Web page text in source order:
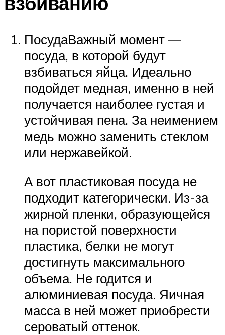
ПосудаВажный момент —
посуда, в которой будут
взбиваться яйца. Идеально
подойдет медная, именно в ней
получается наиболее густая и
устойчивая пена. За неимением
медь можно заменить стеклом
или нержавейкой.
А вот пластиковая посуда не
подходит категорически. Из-за
жирной пленки, образующейся
на пористой поверхности
пластика, белки не могут
достигнуть максимального
объема. Не годится и
алюминиевая посуда. Яичная
масса в ней может приобрести
сероватый оттенок.